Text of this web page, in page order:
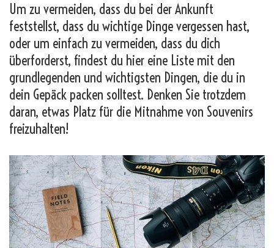
Um zu vermeiden, dass du bei der Ankunft
feststellst, dass du wichtige Dinge vergessen hast,
oder um einfach zu vermeiden, dass du dich
überforderst, findest du hier eine Liste mit den
grundlegenden und wichtigsten Dingen, die du in
dein Gepäck packen solltest. Denken Sie trotzdem
daran, etwas Platz für die Mitnahme von Souvenirs
freizuhalten!